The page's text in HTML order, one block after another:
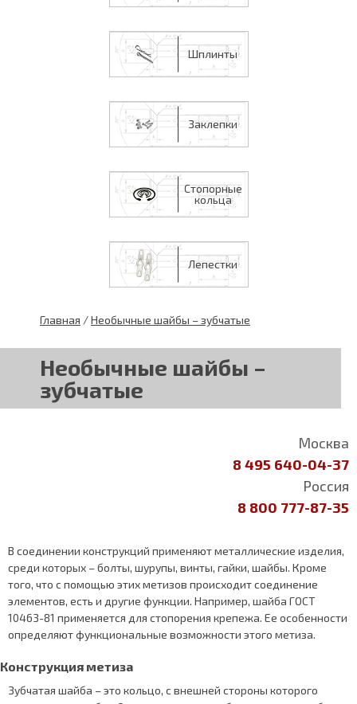
Шплинты
Заклепки
Стопорные
кольца
Лепестки
Главная /Необычные шайбы – зубчатые
Необычные шайбы –
зубчатые
Москва
8 495 640-04-37
Россия
8 800 777-87-35
В соединении конструкций применяют металлические изделия,
среди которых – болты, шурупы, винты, гайки, шайбы. Кроме
того, что с помощью этих метизов происходит соединение
элементов, есть и другие функции. Например, шайба ГОСТ
10463-81 применяется для стопорения крепежа. Ее особенности
определяют функциональные возможности этого метиза.
Конструкция метиза
Зубчатая шайба – это кольцо, с внешней стороны которого